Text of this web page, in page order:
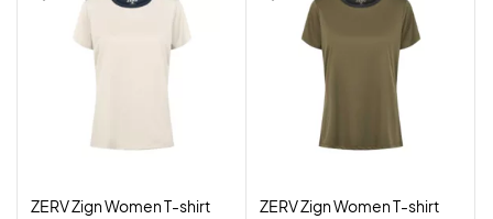
ZERV Zign Women T-shirt
ZERV Zign Women T-shirt